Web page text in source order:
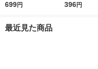
シングル 4個入り 1個
699円
ッキングタ
396円
最近見た商品